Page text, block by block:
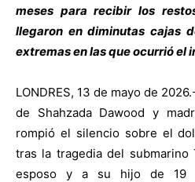
meses para recibir los
llegaron en diminutas cajas
extremas en las que ocurrió el
LONDRES, 13 de mayo de
de Shahzada Dawood y
rompió el silencio sobre el
tras la tragedia del
esposo y a su hijo de 19